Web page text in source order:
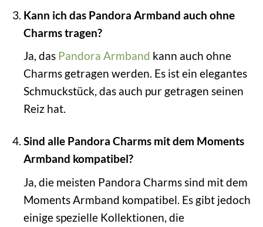
Kann ich das Pandora Armband auch ohne
Charms tragen?
Ja, das Pandora Armband kann auch ohne
Charms getragen werden. Es ist ein elegantes
Schmuckstück, das auch pur getragen seinen
Reiz hat.
Sind alle Pandora Charms mit dem Moments
Armband kompatibel?
Ja, die meisten Pandora Charms sind mit dem
Moments Armband kompatibel. Es gibt jedoch
einige spezielle Kollektionen, die